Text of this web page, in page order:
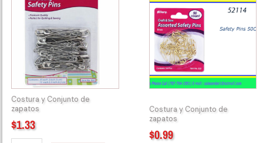
Costura y Conjunto de
zapatos
$1.33
EXTRA
LARGE
SAFETY
&
2
1/2
quantity
Costura y Conjunto de
zapatos
$0.99
323
Safety
Pins
CT
quantity